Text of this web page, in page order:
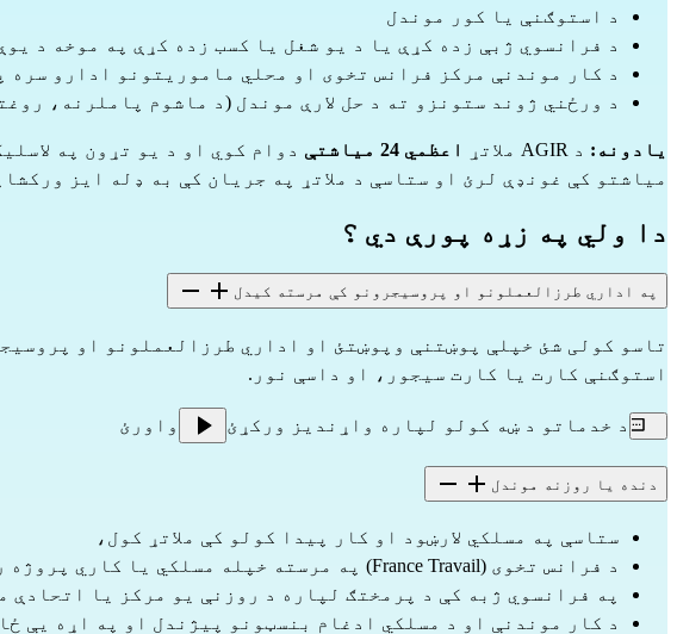
د استوګنې یا کور موندل
د فرانسوي ژبې زده کړې یا د یو شغل یا کسب زده کړې په موخه د
د کار موندنې مرکز فرانس تخوی او محلي ماموریتونو ادارو سره
د ورځني ژوند ستونزو ته د حل لارې موندل (د ماشوم پاملرنه،
یادونه: د AGIR ملاتړ اعظمي 24 میاشتې
میاشتو کې غونډې لرئ او ستاسې د ملاتړ په جریان کې به ډله ایز
دا ولي په زړه پورې دي ؟
په اداري طرزالعملونو او پروسیجرونو کې مرسته کیدل
تاسو کولی شئ خپلې پوښتنې وپوښتئ او اداري طرزالعملونو او
استوګنې کارت یا کارت سیجور، او داسې نور.
د خدماتو د ښه کولو لپاره واړندیز ورکړئ واورئ
دنده یا روزنه موندل
ستاسې په مسلکي لارښود او کار پیدا کولو کې ملاتړ کول،
د فرانس تخوی (France Travail) په مرسته خپله مسلکي یا کاري پروژه رامنځته کول او دنده یا روزنه موندل،
په فرانسوي ژبه کې د پرمختګ لپاره د روزنې یو مرکز یا اتحادې